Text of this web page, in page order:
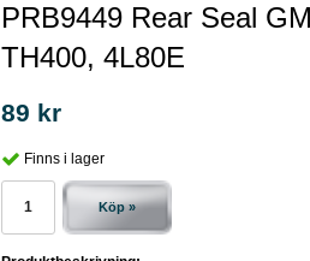
PRB9449 Rear Seal GM
TH400, 4L80E
89 kr
Finns i lager
Köp »